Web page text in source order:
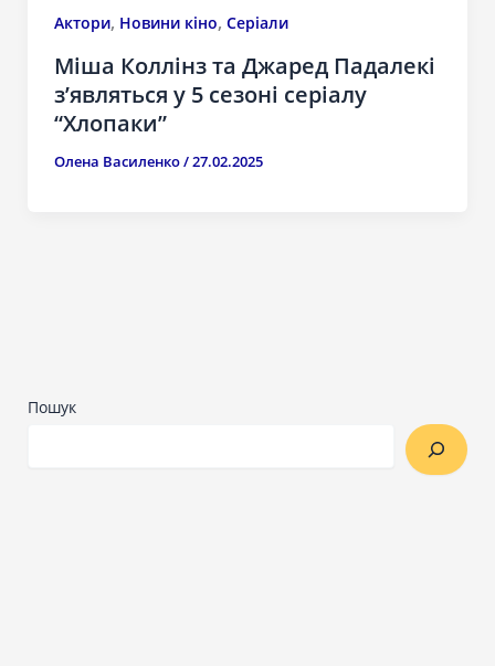
Актори, Новини кіно, Серіали
Міша Коллінз та Джаред Падалекі
з’являться у 5 сезоні серіалу
“Хлопаки”
Олена Василенко/27.02.2025
Пошук